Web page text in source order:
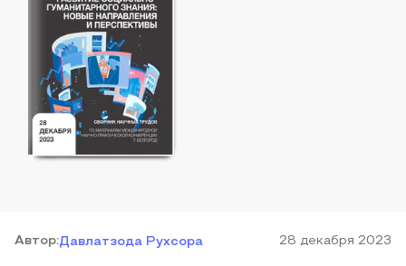
Автор:Давлатзода Рухсора 28 декабря 2023